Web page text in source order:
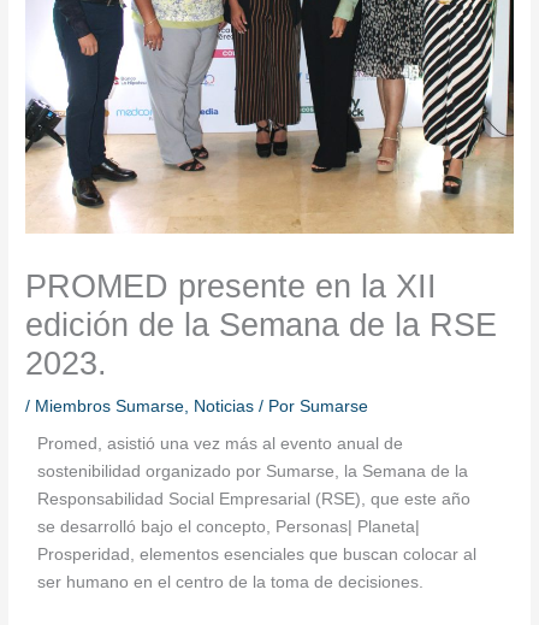
PROMED presente en la XII
edición de la Semana de la RSE
2023.
/ Miembros Sumarse Noticias / PorSumarse
Promed, asistió una vez más al evento anual de
sostenibilidad organizado por Sumarse, la Semana de la
Responsabilidad Social Empresarial (RSE), que este año
se desarrolló bajo el concepto, Personas| Planeta|
Prosperidad, elementos esenciales que buscan colocar al
ser humano en el centro de la toma de decisiones.